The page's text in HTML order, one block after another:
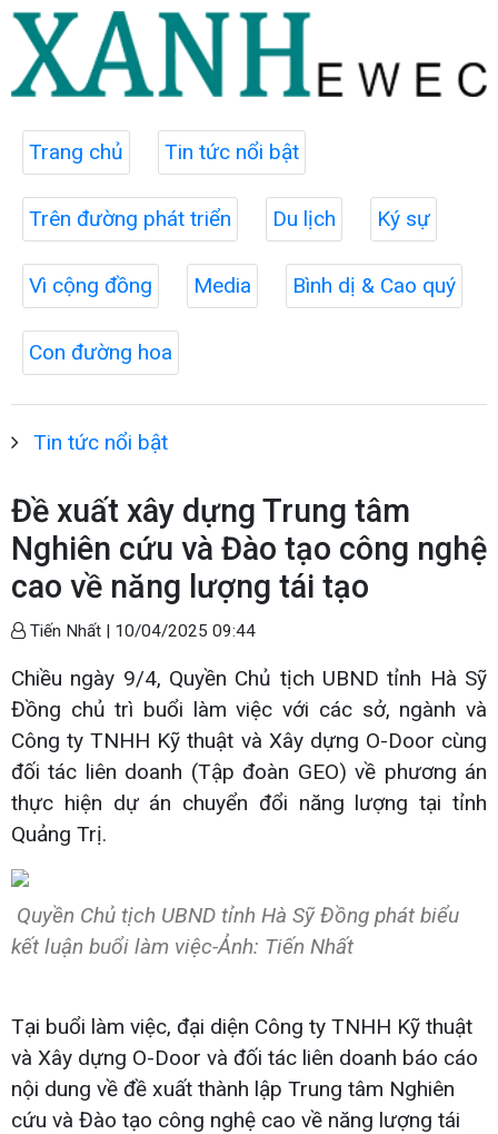
Trang chủ Tin tức nổi bật
Trên đường phát triển Du lịch Ký sự
Vì cộng đồng Media Bình dị & Cao quý
Con đường hoa
Tin tức nổi bật
Đề xuất xây dựng Trung tâm
Nghiên cứu và Đào tạo công nghệ
cao về năng lượng tái tạo
Tiến Nhất | 10/04/2025 09:44
Chiều ngày 9/4, Quyền Chủ tịch UBND tỉnh Hà Sỹ
Đồng chủ trì buổi làm việc với các sở, ngành và
Công ty TNHH Kỹ thuật và Xây dựng O-Door cùng
đối tác liên doanh (Tập đoàn GEO) về phương án
thực hiện dự án chuyển đổi năng lượng tại tỉnh
Quảng Trị.
Quyền Chủ tịch UBND tỉnh Hà Sỹ Đồng phát biểu
kết luận buổi làm việc-Ảnh: Tiến Nhất
Tại buổi làm việc, đại diện Công ty TNHH Kỹ thuật
và Xây dựng O-Door và đối tác liên doanh báo cáo
nội dung về đề xuất thành lập Trung tâm Nghiên
cứu và Đào tạo công nghệ cao về năng lượng tái